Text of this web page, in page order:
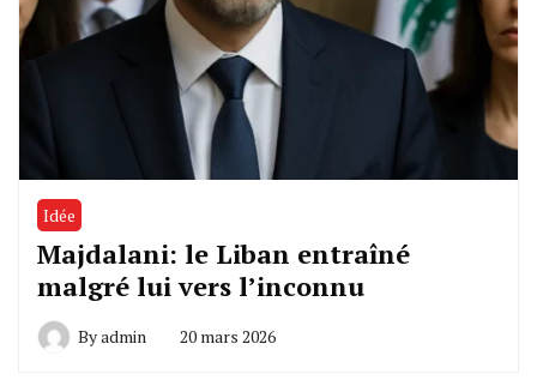
Idée
Majdalani: le Liban entraîné
malgré lui vers l’inconnu
Byadmin 20 mars 2026